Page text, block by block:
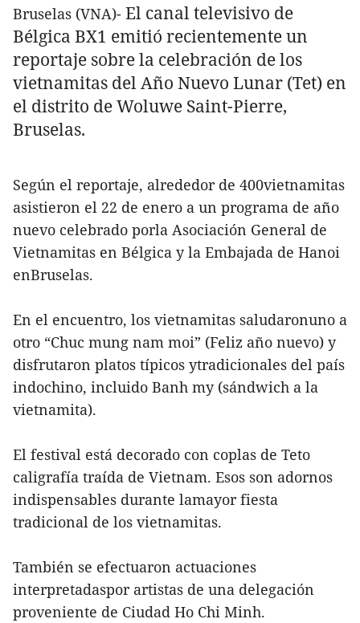
Bruselas (VNA)- El canal televisivo de
Bélgica BX1 emitió recientemente un
reportaje sobre la celebración de los
vietnamitas del Año Nuevo Lunar (Tet) en
el distrito de Woluwe Saint-Pierre,
Bruselas.
Según el reportaje, alrededor de 400vietnamitas
asistieron el 22 de enero a un programa de año
nuevo celebrado porla Asociación General de
Vietnamitas en Bélgica y la Embajada de Hanoi
enBruselas.
En el encuentro, los vietnamitas saludaronuno a
otro “Chuc mung nam moi” (Feliz año nuevo) y
disfrutaron platos típicos ytradicionales del país
indochino, incluido Banh my (sándwich a la
vietnamita).
El festival está decorado con coplas de Teto
caligrafía traída de Vietnam. Esos son adornos
indispensables durante lamayor fiesta
tradicional de los vietnamitas.
También se efectuaron actuaciones
interpretadaspor artistas de una delegación
proveniente de Ciudad Ho Chi Minh.